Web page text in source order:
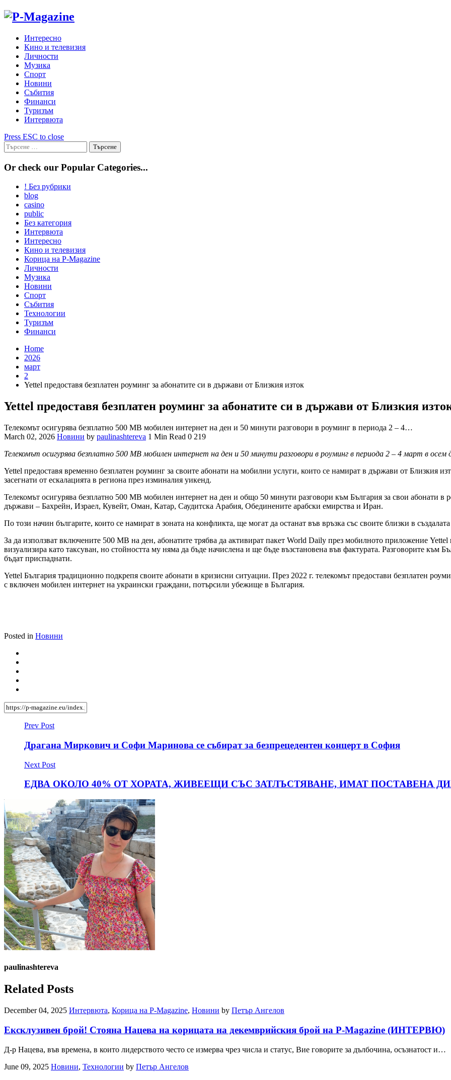
Skip
Интересно
Кино и телевизия
Личности
Музика
Спорт
Новини
Събития
Финанси
Туризъм
Интервюта
Press ESC to close
Търсене
за:
Or check our Popular Categories...
! Без рубрики
blog
casino
public
Без категория
Интервюта
Интересно
Кино и телевизия
Корица на P-Magazine
Личности
Музика
Новини
Спорт
Събития
Технологии
Туризъм
Финанси
Home
2026
март
2
Yettel предоставя безплатен роуминг за абонатите си в държави от Близкия изток
Yettel предоставя безплатен роуминг за абонатите си в държави от Близкия
Телекомът осигурява безплатно 500 MВ мобилен интернет на ден и 50 минути разговори в роуминг в периода 2 – 4…
March 02, 2026 Новини by paulinashtereva 1 Min Read 0 219
Телекомът осигурява безплатно 500 MВ мобилен интернет на ден и 50 минути разговори в роуминг в периода 2 – 4 март в осем
Yettel предоставя временно безплатен роуминг за своите абонати на мобилни услуги, които се намират в държави от Близкия
засегнати от ескалацията в региона през изминалия уикенд.
Телекомът осигурява безплатно 500 MВ мобилен интернет на ден и общо 50 минути разговори към България за свои абонати в
държави – Бахрейн, Израел, Кувейт, Оман, Катар, Саудитска Арабия, Обединените арабски емирства и Иран.
По този начин българите, които се намират в зоната на конфликта, ще могат да останат във връзка със своите близки в
За да използват включените 500 MB на ден, абонатите трябва да активират пакет World Daily през мобилното приложение
визуализира като таксуван, но стойността му няма да бъде начислена и ще бъде възстановена във фактурата. Разговорите към
бъдат приспаднати.
Yettel България традиционно подкрепя своите абонати в кризисни ситуации. През 2022 г. телекомът предостави безплатен
с включен мобилен интернет на украински граждани, потърсили убежище в България.
Posted in Новини
Prev Post
Драгана Миркович и Софи Маринова се събират за безпрецедентен концерт в София
Next Post
ЕДВА ОКОЛО 40% ОТ ХОРАТА, ЖИВЕЕЩИ СЪС ЗАТЛЪСТЯВАНЕ, ИМАТ ПОСТАВЕНА
paulinashtereva
Related Posts
December 04, 2025 Интервюта, Корица на P-Magazine, Новини by Петър Ангелов
Ексклузивен брой! Стояна Нацева на корицата на декемврийския брой на P-Magazine (ИНТЕРВЮ)
Д-р Нацева, във времена, в които лидерството често се измерва чрез числа и статус, Вие говорите за дълбочина, осъзнатост и…
June 09, 2025 Новини, Технологии by Петър Ангелов